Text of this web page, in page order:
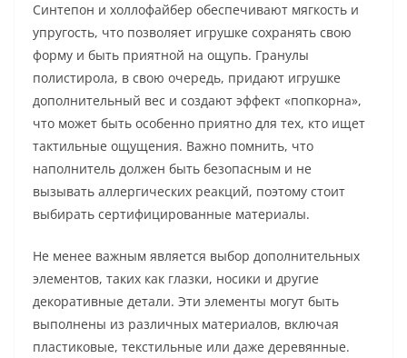
Синтепон и холлофайбер обеспечивают мягкость и
упругость, что позволяет игрушке сохранять свою
форму и быть приятной на ощупь. Гранулы
полистирола, в свою очередь, придают игрушке
дополнительный вес и создают эффект «попкорна»,
что может быть особенно приятно для тех, кто ищет
тактильные ощущения. Важно помнить, что
наполнитель должен быть безопасным и не
вызывать аллергических реакций, поэтому стоит
выбирать сертифицированные материалы.
Не менее важным является выбор дополнительных
элементов, таких как глазки, носики и другие
декоративные детали. Эти элементы могут быть
выполнены из различных материалов, включая
пластиковые, текстильные или даже деревянные.